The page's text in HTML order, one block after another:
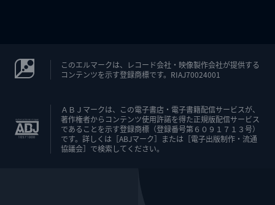
このエルマークは、レコード会社・映像製作会社が提供する
コンテンツを示す登録商標です。RIAJ70024001
ＡＢＪマークは、この電子書店・電子書籍配信サービスが、
著作権者からコンテンツ使用許諾を得た正規版配信サービス
であることを示す登録商標（登録番号第６０９１７１３号）
です。詳しくは［ABJマーク］または［電子出版制作・流通
協議会］で検索してください。